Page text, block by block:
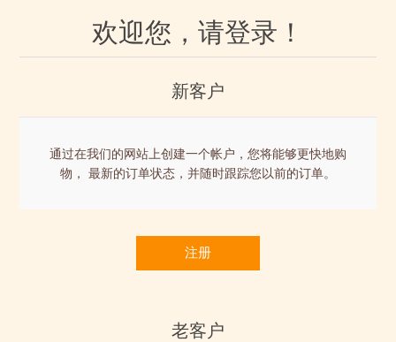
欢迎您，请登录！
新客户
通过在我们的网站上创建一个帐户，您将能够更快地购
物， 最新的订单状态，并随时跟踪您以前的订单。
注册
老客户